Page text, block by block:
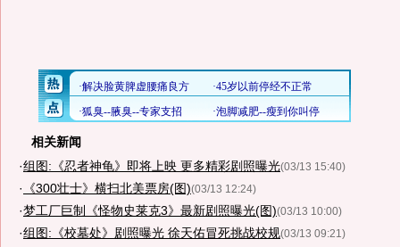
相关新闻
·组图:《忍者神龟》即将上映 更多精彩剧照曝光(03/13 15:40)
· 《300壮士》横扫北美票房(图)(03/13 12:24)
·梦工厂巨制《怪物史莱克3》最新剧照曝光(图)(03/13 10:00)
·组图:《校墓处》剧照曝光 徐天佑冒死挑战校规(03/13 09:21)